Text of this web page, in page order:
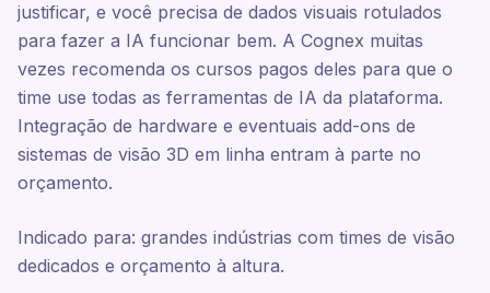
justificar, e você precisa de dados visuais rotulados
para fazer a IA funcionar bem. A Cognex muitas
vezes recomenda os cursos pagos deles para que o
time use todas as ferramentas de IA da plataforma.
Integração de hardware e eventuais add-ons de
sistemas de visão 3D em linha entram à parte no
orçamento.
Indicado para: grandes indústrias com times de visão
dedicados e orçamento à altura.